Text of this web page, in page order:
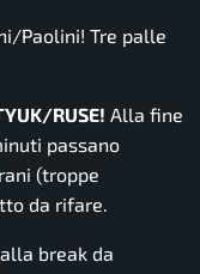
Paolini! Tre palle
RUSE! Alla fine
passano
(troppe
da rifare.
break da